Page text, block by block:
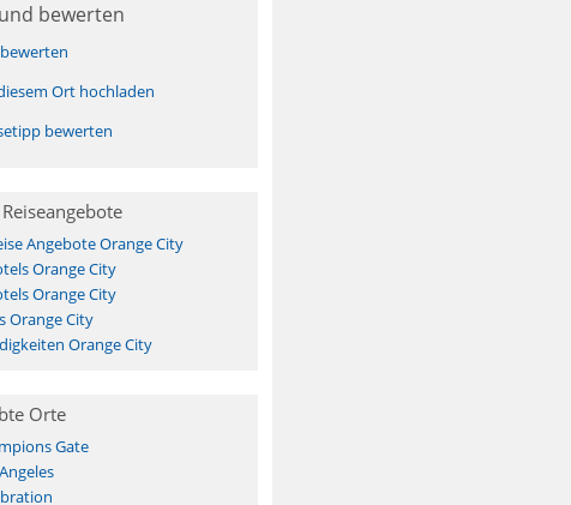
bewerten
Ort hochladen
bewerten
Angebote Orange City
Orange City
Orange City
Orange City
Orange City
Orte
Gate